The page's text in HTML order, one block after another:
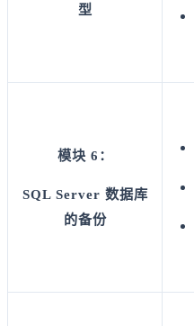
型
模块 6：
SQL Server 数据库
的备份